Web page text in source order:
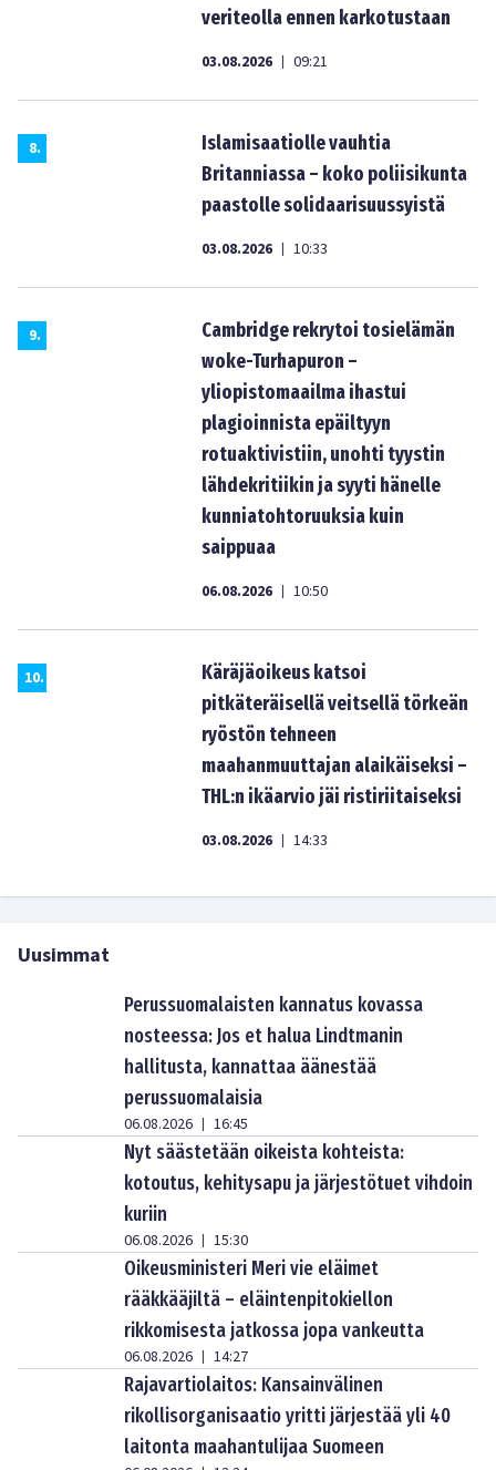
veriteolla ennen karkotustaan
03.08.2026 | 09:21
8.
Islamisaatiolle vauhtia
Britanniassa – koko poliisikunta
paastolle solidaarisuussyistä
03.08.2026 | 10:33
9.
Cambridge rekrytoi tosielämän
woke-Turhapuron –
yliopistomaailma ihastui
plagioinnista epäiltyyn
rotuaktivistiin, unohti tyystin
lähdekritiikin ja syyti hänelle
kunniatohtoruuksia kuin
saippuaa
06.08.2026 | 10:50
10.
Käräjäoikeus katsoi
pitkäteräisellä veitsellä törkeän
ryöstön tehneen
maahanmuuttajan alaikäiseksi –
THL:n ikäarvio jäi ristiriitaiseksi
03.08.2026 | 14:33
Uusimmat
Perussuomalaisten kannatus kovassa
nosteessa: Jos et halua Lindtmanin
hallitusta, kannattaa äänestää
perussuomalaisia
06.08.2026 | 16:45
Nyt säästetään oikeista kohteista:
kotoutus, kehitysapu ja järjestötuet vihdoin
kuriin
06.08.2026 | 15:30
Oikeusministeri Meri vie eläimet
rääkkääjiltä – eläintenpitokiellon
rikkomisesta jatkossa jopa vankeutta
06.08.2026 | 14:27
Rajavartiolaitos: Kansainvälinen
rikollisorganisaatio yritti järjestää yli 40
laitonta maahantulijaa Suomeen